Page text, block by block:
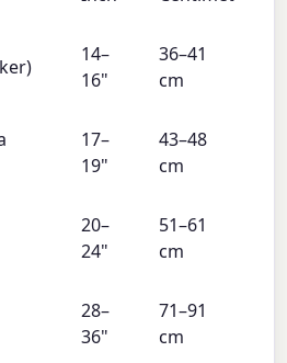
14–
16"
36–41
cm
17–
19"
43–48
cm
20–
24"
51–61
cm
28–
36"
71–91
cm